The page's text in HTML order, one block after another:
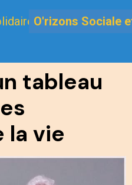
O'rizons Sociale
tableau
la vie